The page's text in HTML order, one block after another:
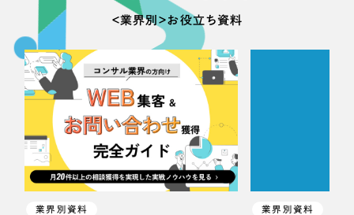
＜業界別＞お役立ち資料
業界別資料 業界別資料